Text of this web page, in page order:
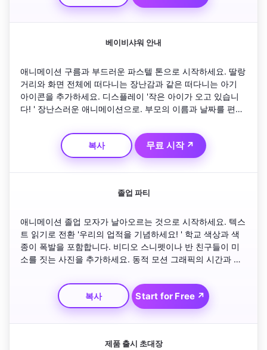
베이비샤워 안내
애니메이션 구름과 부드러운 파스텔 톤으로 시작하세요. 딸랑
거리와 화면 전체에 떠다니는 장난감과 같은 떠다니는 아기
아이콘을 추가하세요. 디스플레이 '작은 아이가 오고 있습니
다! ' 장난스러운 애니메이션으로. 부모의 이름과 날짜를 편안
하세요. Instagram에서 쉽게 공유할 수 있는 RSVP 링크를 특
징으로 하는 달콤한 페이드로 마무리하세요.
복사 무료 시작 ↗
졸업 파티
애니메이션 졸업 모자가 날아오르는 것으로 시작하세요. 텍스
트 읽기로 전환 '우리의 업적을 기념하세요! ' 학교 색상과 색
종이 폭발을 포함합니다. 비디오 스니펫이나 반 친구들이 미
소를 짓는 사진을 추가하세요. 동적 모션 그래픽의 시간과 장
적이고 짧게 유지하세요.
복사
Start for Free ↗
제품 출시 초대장